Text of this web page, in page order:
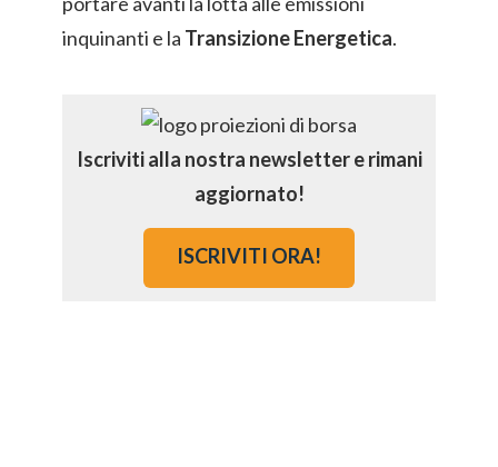
inquinanti e la Transizione Energetica.
Iscriviti alla nostra newsletter e rimani
aggiornato!
ISCRIVITI ORA!